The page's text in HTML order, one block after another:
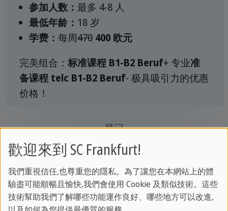
参加人数： 最多 4-8 人
最低年龄： 18 岁
学费： 每周470 400 欧元
完美组合： 标准课程 B1-B2 Beruf+ 专业准
备课程 telc B1-B2 Beruf- 极具吸引力的优惠
价格！
登记
德语 B1-B2 专业
歡迎來到 SC Frankfurt!
我們重視信任,也尊重您的隱私。為了讓您在本網站上的體
驗盡可能順暢且愉快,我們會使用 Cookie 及類似技術。這些
技術幫助我們了解哪些功能運作良好、哪些地方可以改進,